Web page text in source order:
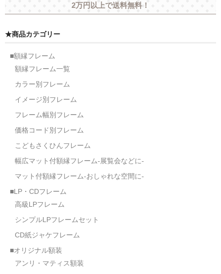
2万円以上で送料無料！
★商品カテゴリー
■額縁フレーム
額縁フレーム一覧
カラー別フレーム
イメージ別フレーム
フレーム幅別フレーム
価格コード別フレーム
こどもさくひんフレーム
幅広マット付額縁フレーム-展覧会などに-
マット付額縁フレーム-おしゃれな空間に-
■LP・CDフレーム
高級LPフレーム
シンプルLPフレームセット
CD紙ジャケフレーム
■オリジナル額装
アンリ・マティス額装